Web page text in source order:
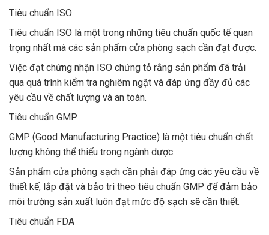
Tiêu chuẩn ISO
Tiêu chuẩn ISO là một trong những tiêu chuẩn quốc tế quan
trọng nhất mà các sản phẩm cửa phòng sạch cần đạt được.
Việc đạt chứng nhận ISO chứng tỏ rằng sản phẩm đã trải
qua quá trình kiểm tra nghiêm ngặt và đáp ứng đầy đủ các
yêu cầu về chất lượng và an toàn.
Tiêu chuẩn GMP
GMP (Good Manufacturing Practice) là một tiêu chuẩn chất
lượng không thể thiếu trong ngành dược.
Sản phẩm cửa phòng sạch cần phải đáp ứng các yêu cầu về
thiết kế, lắp đặt và bảo trì theo tiêu chuẩn GMP để đảm bảo
môi trường sản xuất luôn đạt mức độ sạch sẽ cần thiết.
Tiêu chuẩn FDA